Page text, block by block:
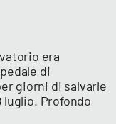
era
di
giorni di salvarle
luglio. Profondo